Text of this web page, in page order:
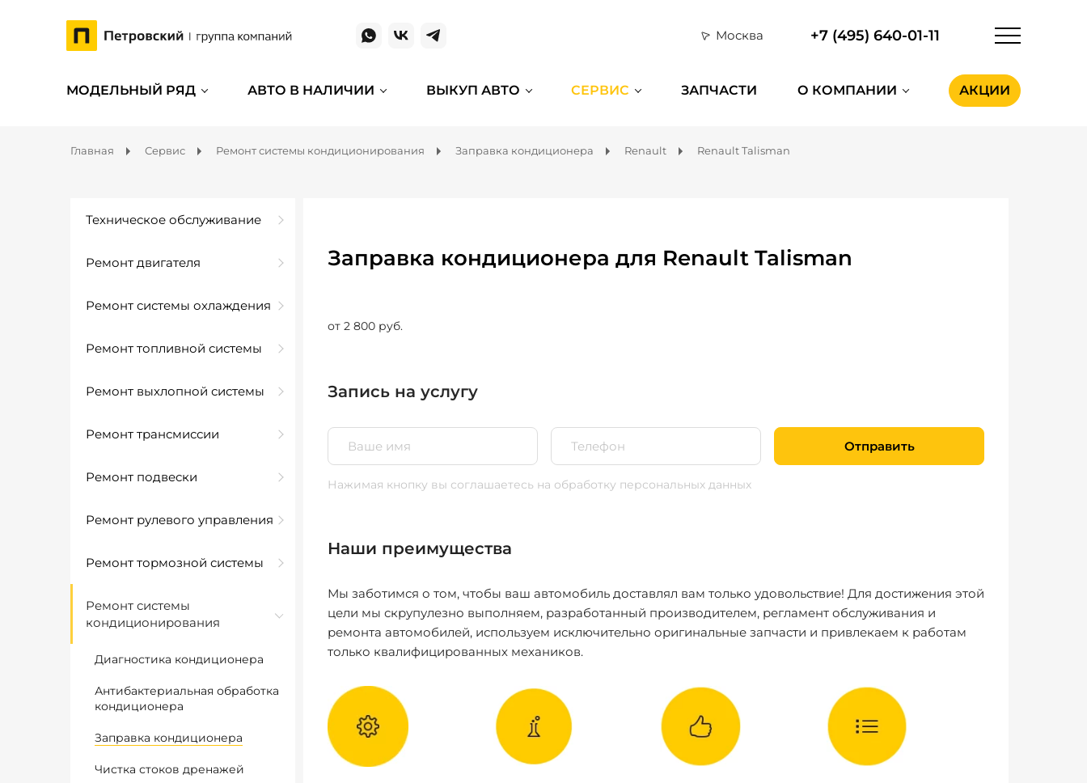
Москва +7 (495) 640-01-11
МОДЕЛЬНЫЙ РЯД АВТО В НАЛИЧИИ ВЫКУП АВТО СЕРВИС ЗАПЧАСТИ О КОМПАНИИ АКЦИИ
Главная Сервис Ремонт системы кондиционирования Заправка кондиционера Renault Renault Talisman
Техническое обслуживание
Ремонт двигателя
Ремонт системы охлаждения
Ремонт топливной системы
Ремонт выхлопной системы
Ремонт трансмиссии
Ремонт подвески
Ремонт рулевого управления
Ремонт тормозной системы
Ремонт системы
кондиционирования
Диагностика кондиционера
Антибактериальная обработка
кондиционера
Заправка кондиционера
Чистка стоков дренажей
Заправка кондиционера для Renault Talisman
от 2 800 руб.
Запись на услугу
Отправить
Нажимая кнопку вы соглашаетесь на обработку персональных данных
Наши преимущества
Мы заботимся о том, чтобы ваш автомобиль доставлял вам только удовольствие! Для достижения этой
цели мы скрупулезно выполняем, разработанный производителем, регламент обслуживания и
ремонта автомобилей, используем исключительно оригинальные запчасти и привлекаем к работам
только квалифицированных механиков.